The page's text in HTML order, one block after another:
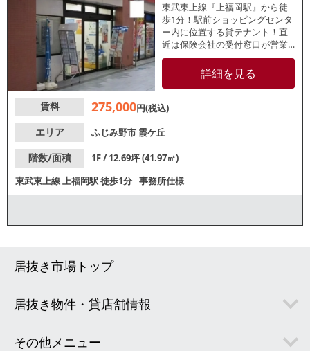
東武東上線『上福岡駅』から徒
歩1分！駅前ショッピングセンタ
ー内に位置する貸テナント！直
近は保険会社の受付窓口が営業
しており、各種物販店や、エス
テサロン、ネイルサロン等にお
すすめです！軽飲食業態はご相
軽にお問合せください。
詳細を見る
賃料 275,000円(税込)
エリア
ふじみ野市 霞ケ丘
階数/面積
1F / 12.69坪 (41.97㎡)
東武東上線上福岡駅徒歩1分 事務所仕様
居抜き市場トップ
居抜き物件・貸店舗情報
その他メニュー